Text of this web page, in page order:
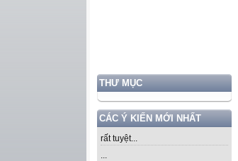
THƯ MỤC
CÁC Ý KIẾN MỚI NHẤT
rất tuyệt...
...